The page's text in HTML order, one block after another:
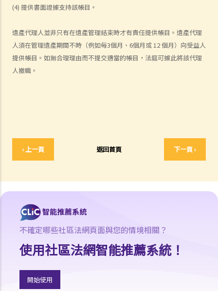
(4) 提供書面證據支持該帳目。
遺產代理人並非只有在遺產管理結束時才有責任提供帳目。遺產代理
人須在管理遺產期間不時（例如每3個月、6個月或 12 個月）向受益人
提供帳目。如無合理理由而不提交適當的帳目，法庭可據此將該代理
人撤職。
‹ 上一頁 返回首頁 下一頁 ›
1. 遺囑與"平安紙"有甚麼分別？
囑在我死後能正確執行？
3. 我已經完全不愛我的妻子了，因此我打算不留任何東西給她，甚至在
遺囑中完全不提她的名字。我可否這樣做？
4. 立遺囑人可以同時訂立多份遺囑嗎？
修改遺囑
撤銷遺囑
取得授予遺囑認證（有遺囑）與取得授予遺產管理書（無遺囑）
1. 辦理死亡登記
2. 尋找死者的遺囑及檢查其銀行保險箱
1. 如何可以檢視死者的銀行保險箱？
2. 遺囑執行人 / 遺產管理人在甚麼情況下，才可提取死者於銀行保險箱
內的物品？
不確定哪些社區法網頁面與您的情境相關？
使用社區法網智能推薦系統！
開始使用